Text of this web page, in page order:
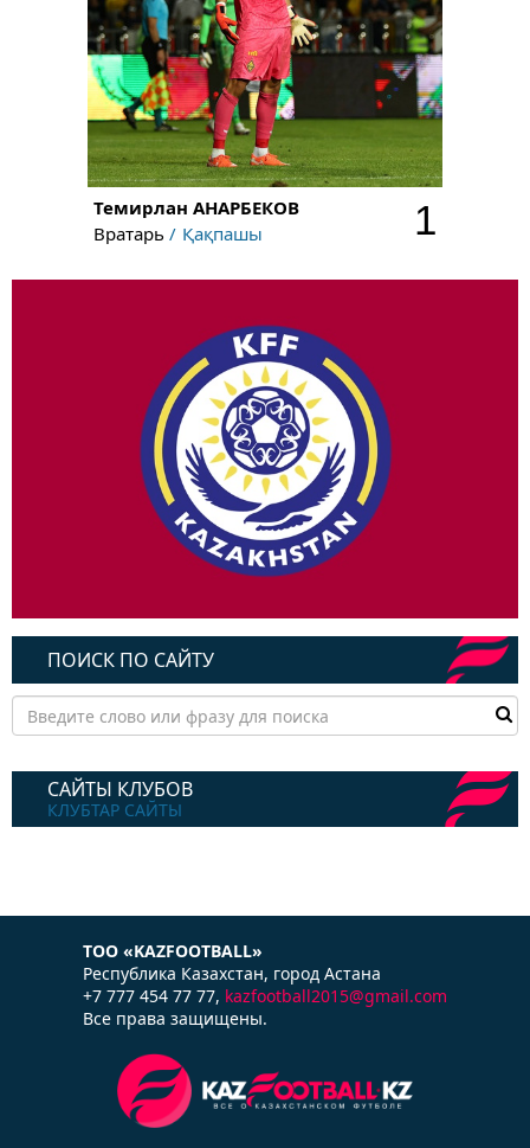
Темирлан АНАРБЕКОВ
Вратарь
Қақпашы 1
ПОИСК ПО САЙТУ
САЙТЫ КЛУБОВ
КЛУБТАР САЙТЫ
ТОО «KAZFOOTBALL»
Республика Казаxстан, город Астана
+7 777 454 77 77, kazfootball2015@gmail.com
Все права защищены.